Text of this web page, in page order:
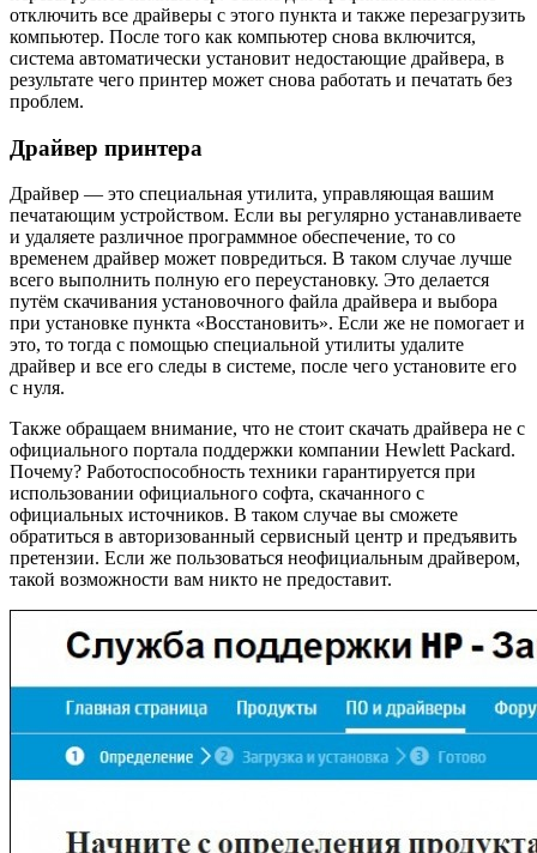
отключить все драйверы с этого пункта и также перезагрузить
компьютер. После того как компьютер снова включится,
система автоматически установит недостающие драйвера, в
результате чего принтер может снова работать и печатать без
проблем.
Драйвер принтера
Драйвер — это специальная утилита, управляющая вашим
печатающим устройством. Если вы регулярно устанавливаете
и удаляете различное программное обеспечение, то со
временем драйвер может повредиться. В таком случае лучше
всего выполнить полную его переустановку. Это делается
путём скачивания установочного файла драйвера и выбора
при установке пункта «Восстановить». Если же не помогает и
это, то тогда с помощью специальной утилиты удалите
драйвер и все его следы в системе, после чего установите его
с нуля.
Также обращаем внимание, что не стоит скачать драйвера не с
официального портала поддержки компании Hewlett Packard.
Почему? Работоспособность техники гарантируется при
использовании официального софта, скачанного с
официальных источников. В таком случае вы сможете
обратиться в авторизованный сервисный центр и предъявить
претензии. Если же пользоваться неофициальным драйвером,
такой возможности вам никто не предоставит.